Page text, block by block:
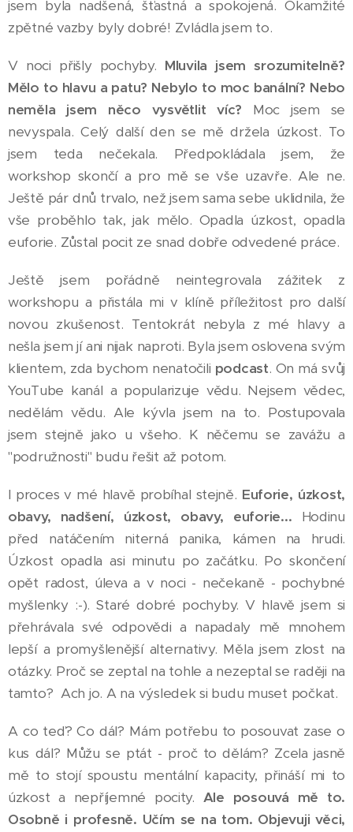
jsem byla nadšená, šťastná a spokojená. Okamžité
zpětné vazby byly dobré! Zvládla jsem to.
V noci přišly pochyby. Mluvila jsem srozumitelně?
Mělo to hlavu a patu? Nebylo to moc banální? Nebo
neměla jsem něco vysvětlit víc? Moc jsem se
nevyspala. Celý další den se mě držela úzkost. To
jsem teda nečekala. Předpokládala jsem, že
workshop skončí a pro mě se vše uzavře. Ale ne.
Ještě pár dnů trvalo, než jsem sama sebe uklidnila, že
vše proběhlo tak, jak mělo. Opadla úzkost, opadla
euforie. Zůstal pocit ze snad dobře odvedené práce.
Ještě jsem pořádně neintegrovala zážitek z
workshopu a přistála mi v klíně příležitost pro další
novou zkušenost. Tentokrát nebyla z mé hlavy a
nešla jsem jí ani nijak naproti. Byla jsem oslovena svým
klientem, zda bychom nenatočili podcast. On má svůj
YouTube kanál a popularizuje vědu. Nejsem vědec,
nedělám vědu. Ale kývla jsem na to. Postupovala
jsem stejně jako u všeho. K něčemu se zavážu a
"podružnosti" budu řešit až potom.
I proces v mé hlavě probíhal stejně. Euforie, úzkost,
obavy, nadšení, úzkost, obavy, euforie... Hodinu
před natáčením niterná panika, kámen na hrudi.
Úzkost opadla asi minutu po začátku. Po skončení
opět radost, úleva a v noci - nečekaně - pochybné
myšlenky :-). Staré dobré pochyby. V hlavě jsem si
přehrávala své odpovědi a napadaly mě mnohem
lepší a promyšlenější alternativy. Měla jsem zlost na
otázky. Proč se zeptal na tohle a nezeptal se raději na
tamto? Ach jo. A na výsledek si budu muset počkat.
A co teď? Co dál? Mám potřebu to posouvat zase o
kus dál? Můžu se ptát - proč to dělám? Zcela jasně
mě to stojí spoustu mentální kapacity, přináší mi to
úzkost a nepříjemné pocity. Ale posouvá mě to.
Osobně i profesně. Učím se na tom. Objevuji věci,